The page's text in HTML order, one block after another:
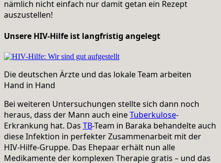
nämlich nicht einfach nur damit getan ein Rezept
auszustellen!
Unsere HIV-Hilfe ist langfristig angelegt
Die deutschen Ärzte und das lokale Team arbeiten
Hand in Hand
Bei weiteren Untersuchungen stellte sich dann noch
heraus, dass der Mann auch eineTuberkulose-
Erkrankung hat. Das TB-Team in Baraka behandelte auch
diese Infektion in perfekter Zusammenarbeit mit der
HIV-Hilfe-Gruppe. Das Ehepaar erhält nun alle
Medikamente der komplexen Therapie gratis – und das